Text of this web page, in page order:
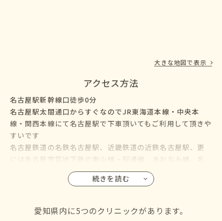
大きな地図で表示
アクセス方法
名古屋駅新幹線口徒歩0分
名古屋駅太閤通口からすぐなのでJR東海道本線・中央本
線・関西本線にて名古屋駅で下車頂いてもご利用して頂きや
すいです
名古屋鉄道の名鉄名古屋駅、近畿鉄道の近鉄名古屋駅、更
には名古屋市営地下鉄の東山線・桜通線、あおなみ線、名
鉄バス・名古屋市営バスも名古屋駅に乗り入れているので、
名古屋市の千種区・東区・北区・西区・中村区・中区・昭
区・名東区・天白区にお住いの方からも通院して頂けます
続きを読む
愛知県内に5つのクリニックがあります。